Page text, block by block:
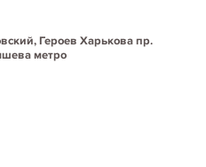
Героев Харькова пр.
метро